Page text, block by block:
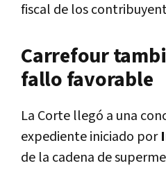
fiscal de los
Carrefour
fallo favorable
La Corte llegó a una
expediente iniciado por
de la cadena de